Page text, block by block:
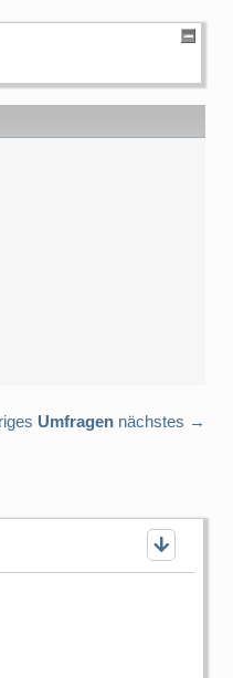
Umfragen nächstes →